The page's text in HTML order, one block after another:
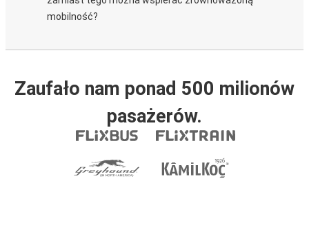
mobilność?
Zaufało nam ponad 500 milionów
pasażerów.